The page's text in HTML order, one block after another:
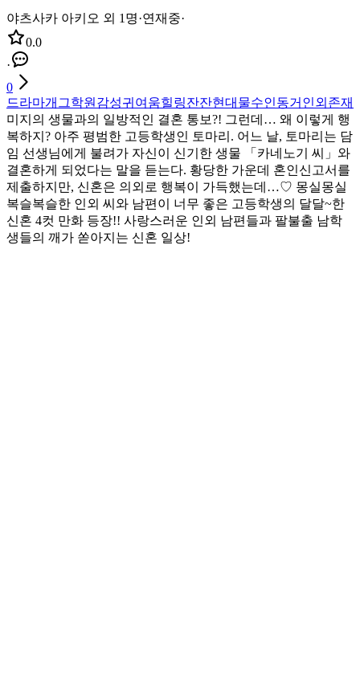
야츠사카 아키오 외 1명·연재중·
0.0
·
0
드라마개그학원 감성귀여움힐링잔잔현대물수인동거 인외존재
미지의 생물과의 일방적인 결혼 통보?! 그런데… 왜 이렇게 행
복하지? 아주 평범한 고등학생인 토마리. 어느 날, 토마리는 담
임 선생님에게 불려가 자신이 신기한 생물 「카네노기 씨」와
결혼하게 되었다는 말을 듣는다. 황당한 가운데 혼인신고서를
제출하지만, 신혼은 의외로 행복이 가득했는데…♡ 몽실몽실
복슬복슬한 인외 씨와 남편이 너무 좋은 고등학생의 달달~한
신혼 4컷 만화 등장!! 사랑스러운 인외 남편들과 팔불출 남학
생들의 깨가 쏟아지는 신혼 일상!